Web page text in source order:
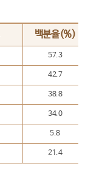
백분율(%)
57.3
42.7
38.8
34.0
5.8
21.4